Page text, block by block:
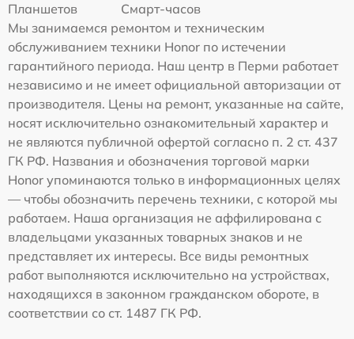
Планшетов
Смарт-часов
Мы занимаемся ремонтом и техническим
обслуживанием техники Honor по истечении
гарантийного периода. Наш центр в Перми работает
независимо и не имеет официальной авторизации от
производителя. Цены на ремонт, указанные на сайте,
носят исключительно ознакомительный характер и
не являются публичной офертой согласно п. 2 ст. 437
ГК РФ. Названия и обозначения торговой марки
Honor упоминаются только в информационных целях
— чтобы обозначить перечень техники, с которой мы
работаем. Наша организация не аффилирована с
владельцами указанных товарных знаков и не
представляет их интересы. Все виды ремонтных
работ выполняются исключительно на устройствах,
находящихся в законном гражданском обороте, в
соответствии со ст. 1487 ГК РФ.